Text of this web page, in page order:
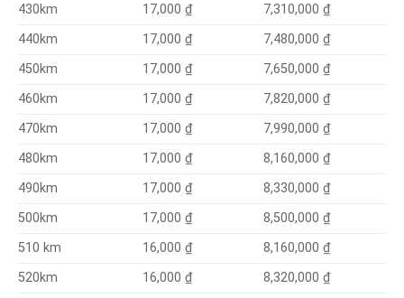
430km
17,000 ₫
7,310,000 ₫
440km
17,000 ₫
7,480,000 ₫
450km
17,000 ₫
7,650,000 ₫
460km
17,000 ₫
7,820,000 ₫
470km
17,000 ₫
7,990,000 ₫
480km
17,000 ₫
8,160,000 ₫
490km
17,000 ₫
8,330,000 ₫
500km
17,000 ₫
8,500,000 ₫
510 km
16,000 ₫
8,160,000 ₫
520km
16,000 ₫
8,320,000 ₫